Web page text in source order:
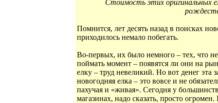
Стоимость этих оригинальных
Помнится, лет десять назад в поисках
приходилось немало побегать.
Во-первых, их было немного – тех, что
поймать момент – появятся ли они на
елку – труд невеликий. Но вот денег эта
новогодняя елка – это вовсе и не
пахучая и «живая». Сегодня у
магазинах, надо сказать, просто